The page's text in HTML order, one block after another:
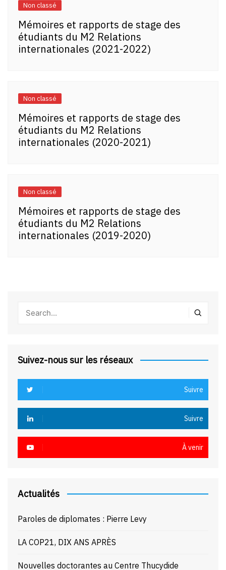
Non classé
Mémoires et rapports de stage des
étudiants du M2 Relations
internationales (2021-2022)
Non classé
Mémoires et rapports de stage des
étudiants du M2 Relations
internationales (2020-2021)
Non classé
Mémoires et rapports de stage des
étudiants du M2 Relations
internationales (2019-2020)
Suivez-nous sur les réseaux
Suivre
Suivre
À venir
Actualités
Paroles de diplomates : Pierre Levy
LA COP21, DIX ANS APRÈS
Nouvelles doctorantes au Centre Thucydide